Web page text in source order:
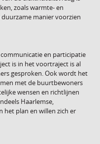
zoals warmte- en
manier voorzien
en participatie
is in het voortraject is al
gesproken. Ook wordt het
met de buurtbewoners
wensen en richtlijnen
Haarlemse,
het plan en willen zich er